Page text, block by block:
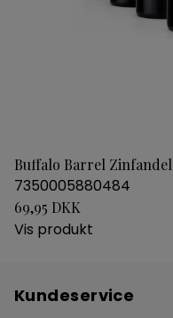
Buffalo Barrel Zinfandel
7350005880484
69,95 DKK
Vis produkt
Kundeservice